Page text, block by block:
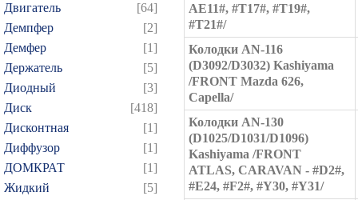
Двигатель
[64]
Демпфер
[2]
Демфер
[1]
Держатель
[5]
Диодный
[3]
Диск
[418]
Дисконтная
[1]
Диффузор
[1]
ДОМКРАТ
[1]
Жидкий
[5]
AE11#, #T17#, #T19#,
#T21#/
Колодки AN-116
(D3092/D3032) Kashiyama
/FRONT Mazda 626,
Capella/
Колодки AN-130
(D1025/D1031/D1096)
Kashiyama /FRONT
ATLAS, CARAVAN - #D2#,
#E24, #F2#, #Y30, #Y31/